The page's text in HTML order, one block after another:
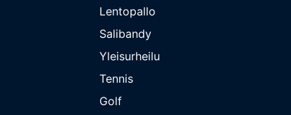
Lentopallo
Salibandy
Yleisurheilu
Tennis
Golf